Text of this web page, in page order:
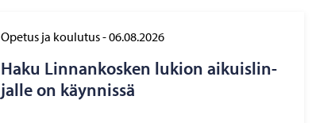
Opetus ja koulutus-06.08.2026
Haku Lin­nan­kos­ken lu­kion ai­kuis­lin­
jal­le on käyn­nis­sä